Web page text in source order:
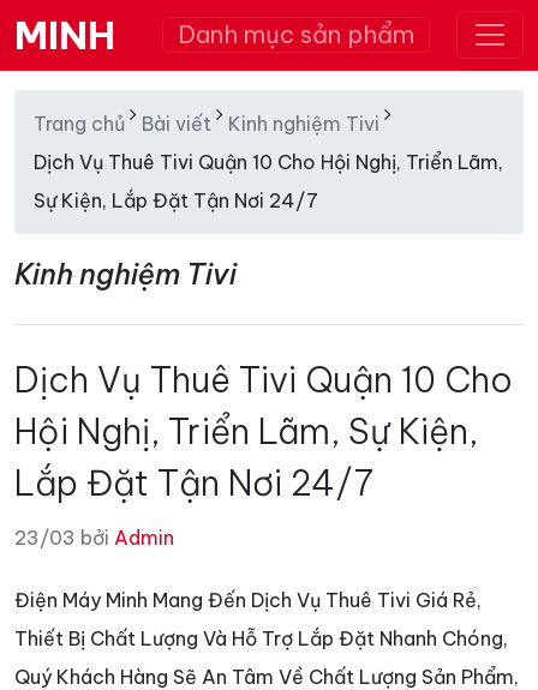
MINH Danh mục sản phẩm
Trang chủ Bài viết
Kinh nghiệm Tivi
Dịch Vụ Thuê Tivi Quận 10 Cho Hội Nghị, Triển Lãm,
Sự Kiện, Lắp Đặt Tận Nơi 24/7
Kinh nghiệm Tivi
Dịch Vụ Thuê Tivi Quận 10 Cho
Hội Nghị, Triển Lãm, Sự Kiện,
Lắp Đặt Tận Nơi 24/7
23/03 bởi Admin
Điện Máy Minh Mang Đến Dịch Vụ Thuê Tivi Giá Rẻ,
Thiết Bị Chất Lượng Và Hỗ Trợ Lắp Đặt Nhanh Chóng,
Quý Khách Hàng Sẽ An Tâm Về Chất Lượng Sản Phẩm,